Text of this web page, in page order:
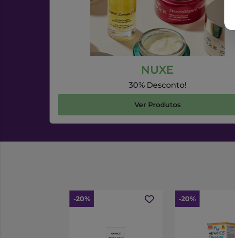
NUXE
30% Desconto!
Ver Produtos
-20% -20%